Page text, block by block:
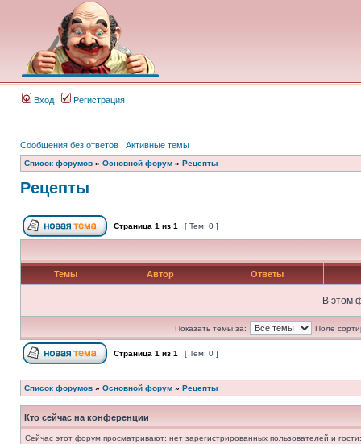
Вход Регистрация
Сообщения без ответов | Активные темы
Список форумов » Основной форум » Рецепты
Рецепты
Страница 1 из 1 [ Тем: 0 ]
Темы Автор Ответы
В этом
Показать темы за: Поле
Страница 1 из 1 [ Тем: 0 ]
Список форумов » Основной форум » Рецепты
Кто сейчас на конференции
Сейчас этот форум просматривают: нет зарегистрированных пользователей и